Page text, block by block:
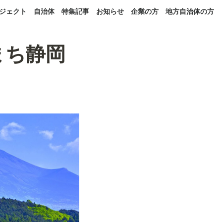
ェクト 自治体 特集記事 お知らせ 企業の方 地方自治体の方
静岡